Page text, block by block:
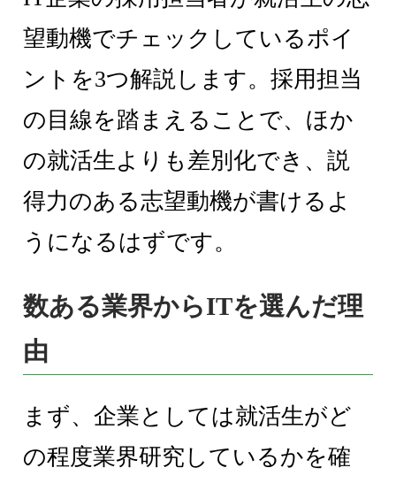
望動機でチェックしているポイ
ントを3つ解説します。採用担当
の目線を踏まえることで、ほか
の就活生よりも差別化でき、説
得力のある志望動機が書けるよ
うになるはずです。
数ある業界からITを選んだ理
由
まず、企業としては就活生がど
の程度業界研究しているかを確